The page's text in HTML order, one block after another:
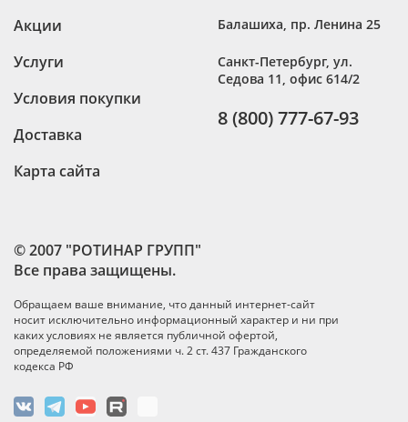
© 2007 "РОТИНАР ГРУПП"
Все права защищены.
Обращаем ваше внимание, что данный интернет-сайт
носит исключительно информационный характер и ни при
каких условиях не является публичной офертой,
определяемой положениями ч. 2 ст. 437 Гражданского
кодекса РФ
Акции
Услуги
Условия покупки
Доставка
Карта сайта
Балашиха пр. Ленина 25
Санкт-Петербург, ул.
Седова 11, офис 614/2
8 (800) 777-67-93